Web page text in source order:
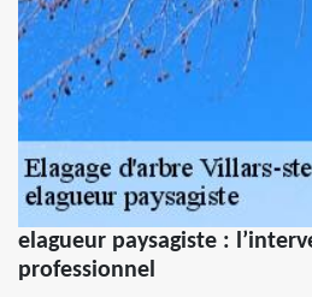
elagueur paysagiste :
professionnel